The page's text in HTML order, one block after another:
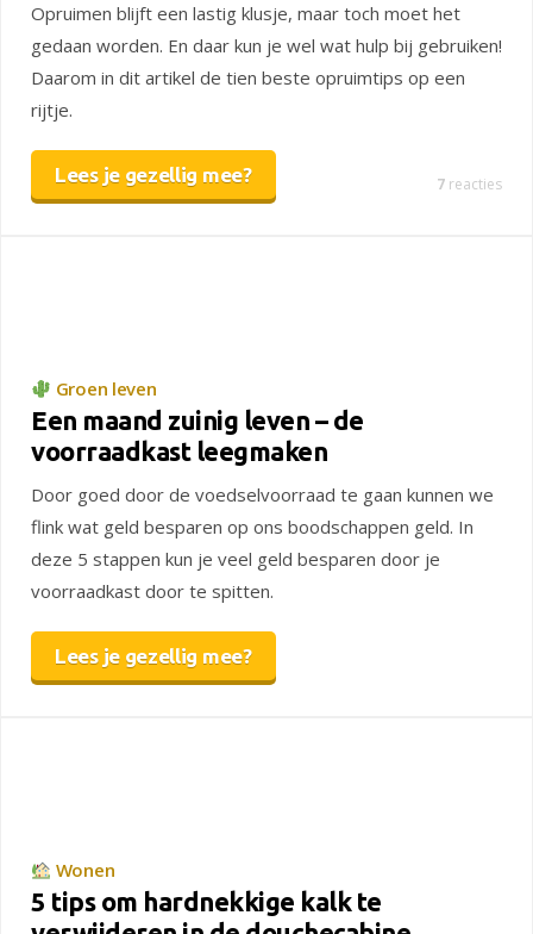
Opruimen blijft een lastig klusje, maar toch moet het
gedaan worden. En daar kun je wel wat hulp bij gebruiken!
Daarom in dit artikel de tien beste opruimtips op een
rijtje.
Lees je gezellig mee? 7 reacties
Groen leven
Een maand zuinig leven – de
voorraadkast leegmaken
Door goed door de voedselvoorraad te gaan kunnen we
flink wat geld besparen op ons boodschappen geld. In
deze 5 stappen kun je veel geld besparen door je
voorraadkast door te spitten.
Lees je gezellig mee?
Wonen
5 tips om hardnekkige kalk te